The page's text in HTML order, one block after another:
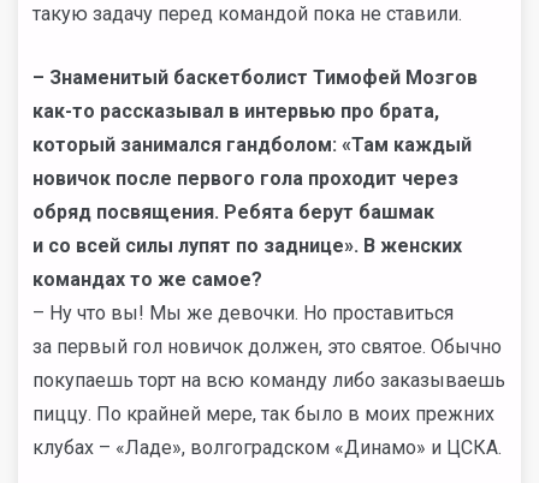
такую задачу перед командой пока не ставили.
– Знаменитый баскетболист Тимофей Мозгов
как-то рассказывал в интервью про брата,
который занимался гандболом: «Там каждый
новичок после первого гола проходит через
обряд посвящения. Ребята берут башмак
и со всей силы лупят по заднице». В женских
командах то же самое?
– Ну что вы! Мы же девочки. Но проставиться
за первый гол новичок должен, это святое. Обычно
покупаешь торт на всю команду либо заказываешь
пиццу. По крайней мере, так было в моих прежних
клубах – «Ладе», волгоградском «Динамо» и ЦСКА.